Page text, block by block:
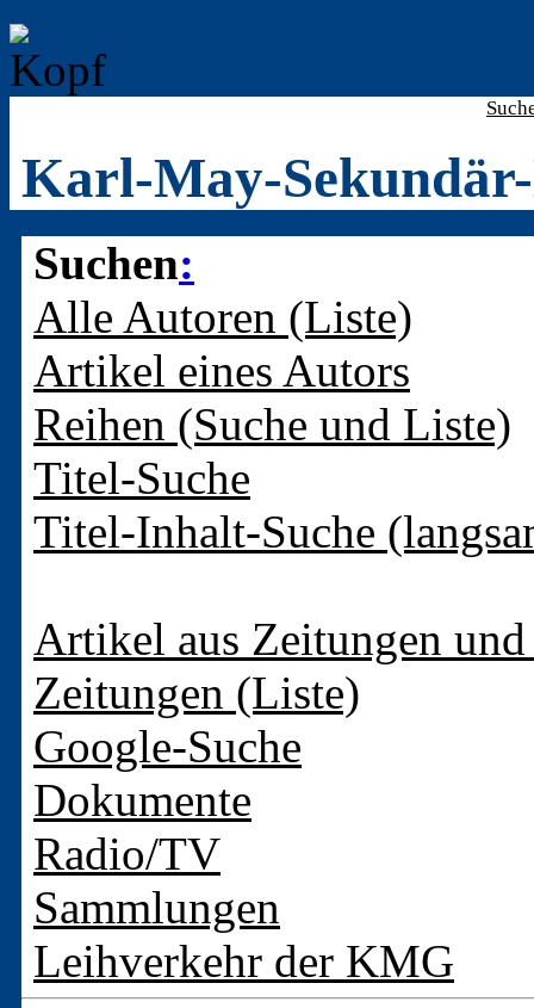
Karl-May-
Suchen:
Alle Autoren (Liste)
Artikel eines Autors
Reihen (Suche und Liste)
Titel-Suche
Titel-Inhalt-Suche
Artikel aus Zeitungen
Zeitungen (Liste)
Google-Suche
Dokumente
Radio/TV
Sammlungen
Leihverkehr der KMG